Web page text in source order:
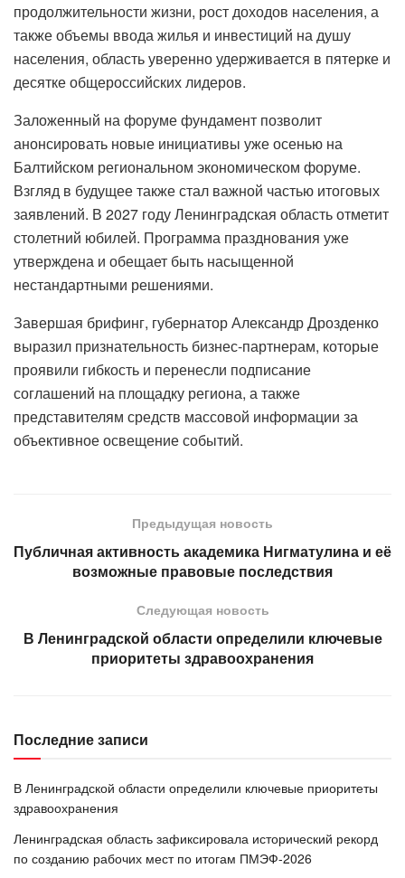
продолжительности жизни, рост доходов населения, а
также объемы ввода жилья и инвестиций на душу
населения, область уверенно удерживается в пятерке и
десятке общероссийских лидеров.
Заложенный на форуме фундамент позволит
анонсировать новые инициативы уже осенью на
Балтийском региональном экономическом форуме.
Взгляд в будущее также стал важной частью итоговых
заявлений. В 2027 году Ленинградская область отметит
столетний юбилей. Программа празднования уже
утверждена и обещает быть насыщенной
нестандартными решениями.
Завершая брифинг, губернатор Александр Дрозденко
выразил признательность бизнес-партнерам, которые
проявили гибкость и перенесли подписание
соглашений на площадку региона, а также
представителям средств массовой информации за
объективное освещение событий.
Предыдущая новость
Публичная активность академика Нигматулина и её
возможные правовые последствия
Следующая новость
В Ленинградской области определили ключевые
приоритеты здравоохранения
Последние записи
В Ленинградской области определили ключевые приоритеты
здравоохранения
Ленинградская область зафиксировала исторический рекорд
по созданию рабочих мест по итогам ПМЭФ-2026